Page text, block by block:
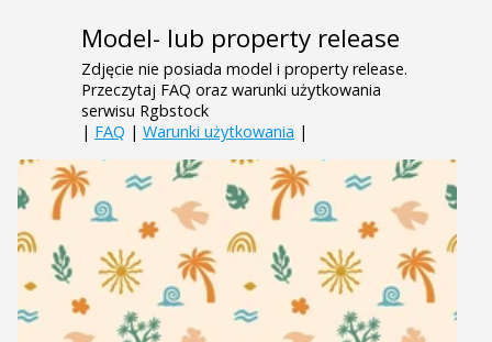
Model- lub property release
Zdjęcie nie posiada model i property release.
Przeczytaj FAQ oraz warunki użytkowania
serwisu Rgbstock
| FAQ | Warunki użytkowania |